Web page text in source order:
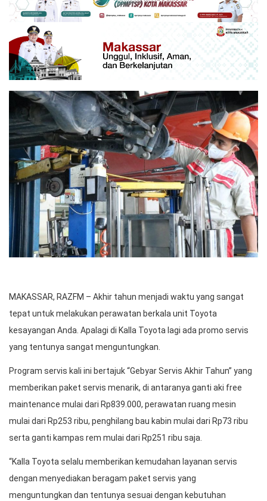
MAKASSAR, RAZFM – Akhir tahun menjadi waktu yang sangat
tepat untuk melakukan perawatan berkala unit Toyota
kesayangan Anda. Apalagi di Kalla Toyota lagi ada promo servis
yang tentunya sangat menguntungkan.
Program servis kali ini bertajuk “Gebyar Servis Akhir Tahun” yang
memberikan paket servis menarik, di antaranya ganti aki free
maintenance mulai dari Rp839.000, perawatan ruang mesin
mulai dari Rp253 ribu, penghilang bau kabin mulai dari Rp73 ribu
serta ganti kampas rem mulai dari Rp251 ribu saja.
“Kalla Toyota selalu memberikan kemudahan layanan servis
dengan menyediakan beragam paket servis yang
menguntungkan dan tentunya sesuai dengan kebutuhan